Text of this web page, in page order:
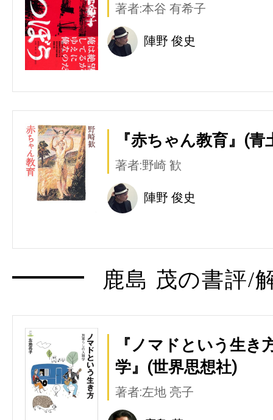
著者:本谷 有希子
陣野 俊史
『赤ちゃん教育』(青
著者:野崎 歓
陣野 俊史
鹿島 茂の書評/
『ノマドという生
学』(世界思想社)
著者:左地 亮子